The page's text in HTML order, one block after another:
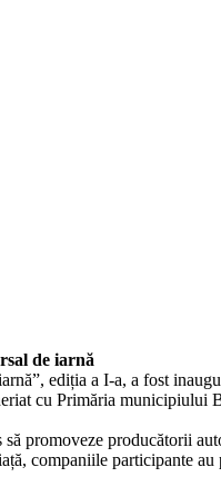
de iarnă
ediția a I-a, a fost
cu Primăria
promoveze producătorii
companiile participante